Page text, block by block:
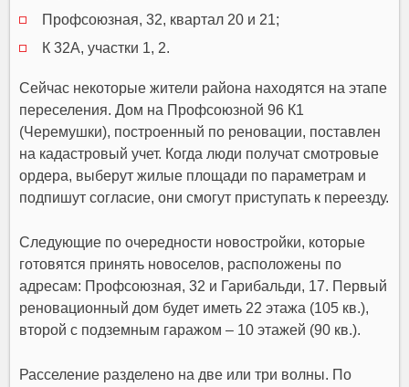
Профсоюзная, 32, квартал 20 и 21;
К 32А, участки 1, 2.
Сейчас некоторые жители района находятся на этапе
переселения. Дом на Профсоюзной 96 К1
(Черемушки), построенный по реновации, поставлен
на кадастровый учет. Когда люди получат смотровые
ордера, выберут жилые площади по параметрам и
подпишут согласие, они смогут приступать к переезду.
Следующие по очередности новостройки, которые
готовятся принять новоселов, расположены по
адресам: Профсоюзная, 32 и Гарибальди, 17. Первый
реновационный дом будет иметь 22 этажа (105 кв.),
второй с подземным гаражом – 10 этажей (90 кв.).
Расселение разделено на две или три волны. По